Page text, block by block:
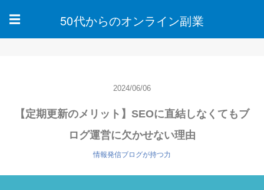
☰ 50代からのオンライン副業
2024/06/06
【定期更新のメリット】SEOに直結しなくてもブ
ログ運営に欠かせない理由
情報発信ブログが持つ力